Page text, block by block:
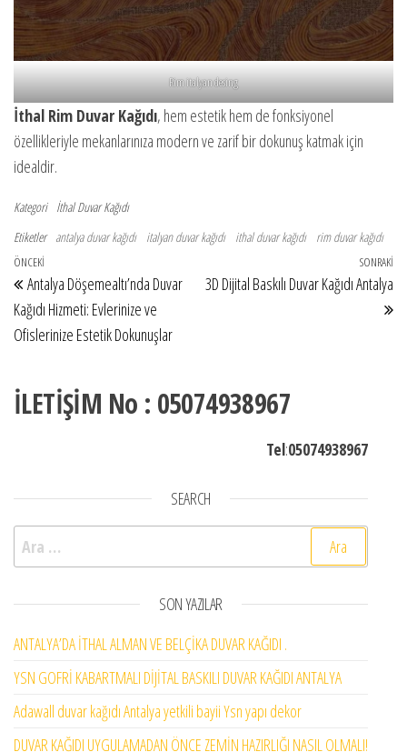
Rim italyan desing
İthal Rim Duvar Kağıdı, hem estetik hem de fonksiyonel
özellikleriyle mekanlarınıza modern ve zarif bir dokunuş katmak için
idealdir.
Kategori İthal Duvar Kağıdı
Etiketler antalya duvar kağıdı italyan duvar kağıdı ithal duvar kağıdı rim duvar kağıdı
Yazı gezinmesi
Önceki Yazı
ÖNCEKI
Antalya Döşemealtı’nda Duvar
Kağıdı Hizmeti: Evlerinize ve
Ofislerinize Estetik Dokunuşlar
SONRAKI
3D Dijital Baskılı Duvar Kağıdı Antalya
İLETİŞİM No : 05074938967
Tel:05074938967
SEARCH
Arama:
SON YAZILAR
ANTALYA’DA İTHAL ALMAN VE BELÇİKA DUVAR KAĞIDI .
YSN GOFRİ KABARTMALI DİJİTAL BASKILI DUVAR KAĞIDI ANTALYA
Adawall duvar kağıdı Antalya yetkili bayii Ysn yapı dekor
DUVAR KAĞIDI UYGULAMADAN ÖNCE ZEMİN HAZIRLIĞI NASIL OLMALI!